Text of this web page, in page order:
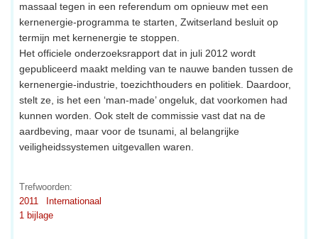
massaal tegen in een referendum om opnieuw met een
kernenergie-programma te starten, Zwitserland besluit op
termijn met kernenergie te stoppen.
Het officiele onderzoeksrapport dat in juli 2012 wordt
gepubliceerd maakt melding van te nauwe banden tussen de
kernenergie-industrie, toezichthouders en politiek. Daardoor,
stelt ze, is het een ‘man-made’ ongeluk, dat voorkomen had
kunnen worden. Ook stelt de commissie vast dat na de
aardbeving, maar voor de tsunami, al belangrijke
veiligheidssystemen uitgevallen waren.
Trefwoorden:
2011
Internationaal
1 bijlage